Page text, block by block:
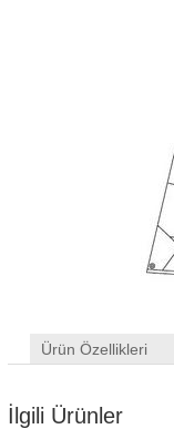
Ürün Özellikleri
İlgili Ürünler